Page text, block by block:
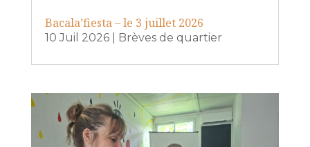
Bacala’fiesta – le 3 juillet 2026
10 Juil 2026| Brèves de quartier